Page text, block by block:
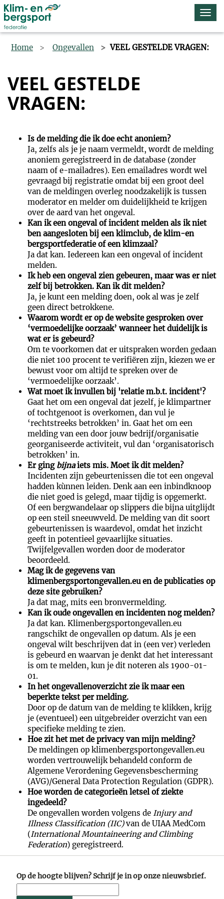
Home Ongevallen VEEL GESTELDE VRAGEN:
VEEL GESTELDE
VRAGEN:
Is de melding die ik doe echt anoniem?
Ja, zelfs als je je naam vermeldt, wordt de melding
anoniem geregistreerd in de database (zonder
naam of e-mailadres). Een emailadres wordt wel
gevraagd bij registratie omdat bij een groot deel
van de meldingen overleg noodzakelijk is tussen
moderator en melder om duidelijkheid te krijgen
over de aard van het ongeval.
Kan ik een ongeval of incident melden als ik niet
ben aangesloten bij een klimclub, de klim-en
bergsportfederatie of een klimzaal?
Ja dat kan. Iedereen kan een ongeval of incident
melden.
Ik heb een ongeval zien gebeuren, maar was er niet
zelf bij betrokken. Kan ik dit melden?
Ja, je kunt een melding doen, ook al was je zelf
geen direct betrokkene.
Waarom wordt er op de website gesproken over
‘vermoedelijke oorzaak’ wanneer het duidelijk is
wat er is gebeurd?
Om te voorkomen dat er uitspraken worden gedaan
die niet 100 procent te verifiëren zijn, kiezen we er
bewust voor om altijd te spreken over de
‘vermoedelijke oorzaak’.
Wat moet ik invullen bij 'relatie m.b.t. incident'?
Gaat het om een ongeval dat jezelf, je klimpartner
of tochtgenoot is overkomen, dan vul je
‘rechtstreeks betrokken’ in. Gaat het om een
melding van een door jouw bedrijf/organisatie
georganiseerde activiteit, vul dan ‘organisatorisch
betrokken’ in.
Er ging bijnaiets mis. Moet ik dit melden?
Incidenten zijn gebeurtenissen die tot een ongeval
hadden kùnnen leiden. Denk aan een inbindknoop
die niet goed is gelegd, maar tijdig is opgemerkt.
Of een bergwandelaar op slippers die bijna uitglijdt
op een steil sneeuwveld. De melding van dit soort
gebeurtenissen is waardevol, omdat het inzicht
geeft in potentieel gevaarlijke situaties.
Twijfelgevallen worden door de moderator
beoordeeld.
Mag ik de gegevens van
klimenbergsportongevallen.eu en de publicaties op
deze site gebruiken?
Ja dat mag, mits een bronvermelding.
Kan ik oude ongevallen en incidenten nog melden?
Ja dat kan. Klimenbergsportongevallen.eu
rangschikt de ongevallen op datum. Als je een
ongeval wilt beschrijven dat in (een ver) verleden
is gebeurd en waarvan je denkt dat het interessant
is om te melden, kun je dit noteren als 1900-01-
01.
In het ongevallenoverzicht zie ik maar een
beperkte tekst per melding.
Door op de datum van de melding te klikken, krijg
je (eventueel) een uitgebreider overzicht van een
specifieke melding te zien.
Hoe zit het met de privacy van mijn melding?
De meldingen op klimenbergsportongevallen.eu
worden vertrouwelijk behandeld conform de
Algemene Verordening Gegevensbescherming
(AVG)/General Data Protection Regulation (GDPR).
Hoe worden de categorieën letsel of ziekte
ingedeeld?
De ongevallen worden volgens de Injury and
Illness Classification (IIC)van de UIAA MedCom
(International Mountaineering and Climbing
Federation) geregistreerd.
Op de hoogte blijven? Schrijf je in op onze nieuwsbrief.